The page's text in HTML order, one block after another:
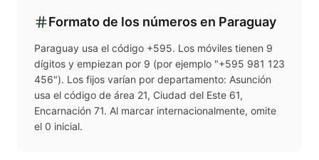
Formato de los números en Paraguay
Paraguay usa el código +595. Los móviles tienen 9
dígitos y empiezan por 9 (por ejemplo "+595 981 123
456"). Los fijos varían por departamento: Asunción
usa el código de área 21, Ciudad del Este 61,
Encarnación 71. Al marcar internacionalmente, omite
el 0 inicial.